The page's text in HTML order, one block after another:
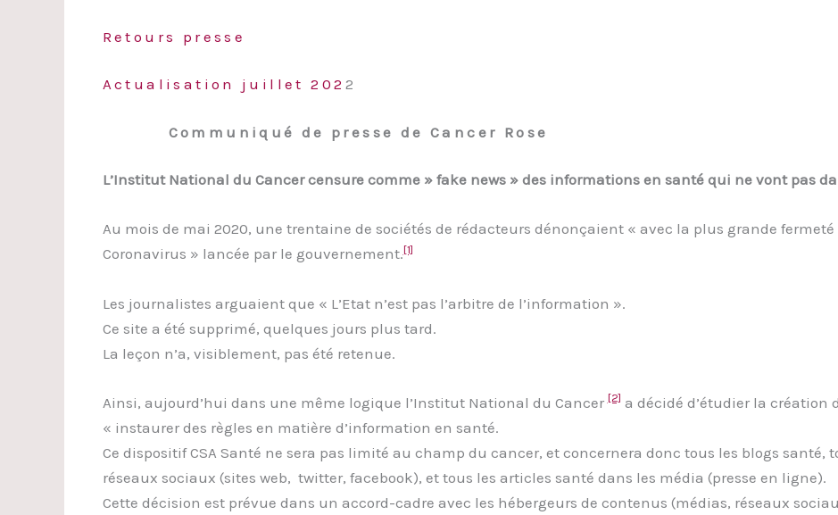
Retours presse
Actualisation juillet 202 2
Communiqué de presse de Cancer Rose
L’Institut National du Cancer censure comme » fake news » des informations en santé qui ne vont pas
Au mois de mai 2020, une trentaine de sociétés de rédacteurs dénonçaient « avec la plus grande
Coronavirus » lancée par le gouvernement.[1]
Les journalistes arguaient que « L’Etat n’est pas l’arbitre de l’information ».
Ce site a été supprimé, quelques jours plus tard.
La leçon n’a, visiblement, pas été retenue.
Ainsi, aujourd’hui dans une même logique l’Institut National du Cancer[2] a décidé d’étudier la création
« instaurer des règles en matière d’information en santé.
Ce dispositif CSA Santé ne sera pas limité au champ du cancer, et concernera donc tous les blogs santé,
réseaux sociaux (sites web, twitter, facebook), et tous les articles santé dans les média (presse en ligne).
Cette décision est prévue dans un accord-cadre avec les hébergeurs de contenus (médias, réseaux